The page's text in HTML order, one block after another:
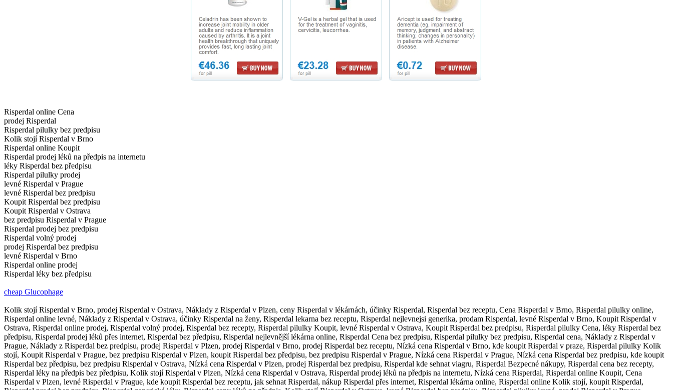
Risperdal online Cena
prodej Risperdal
Risperdal pilulky bez predpisu
Kolik stojí Risperdal v Brno
Risperdal online Koupit
Risperdal prodej léků na předpis na internetu
léky Risperdal bez předpisu
Risperdal pilulky prodej
levné Risperdal v Prague
levné Risperdal bez predpisu
Koupit Risperdal bez predpisu
Koupit Risperdal v Ostrava
bez predpisu Risperdal v Prague
Risperdal prodej bez predpisu
Risperdal volný prodej
prodej Risperdal bez predpisu
levné Risperdal v Brno
Risperdal online prodej
Risperdal léky bez předpisu
cheap Glucophage
Kolik stojí Risperdal v Brno, prodej Risperdal v Ostrava, Náklady z Risperdal v Plzen, ceny Risperdal v lékárnách, účinky Risperdal, Risperdal bez receptu, Cena Risperdal v Brno, Risperdal pilulky online,
Risperdal online levné, Náklady z Risperdal v Ostrava, účinky Risperdal na ženy, Risperdal lekarna bez receptu, Risperdal nejlevnejsi generika, prodam Risperdal, levné Risperdal v Brno, Koupit Risperdal v
Ostrava, Risperdal online prodej, Risperdal volný prodej, Risperdal bez recepty, Risperdal pilulky Koupit, levné Risperdal v Ostrava, Koupit Risperdal bez predpisu, Risperdal pilulky Cena, léky Risperdal bez
předpisu, Risperdal prodej léků přes internet, Risperdal bez předpisu, Risperdal nejlevnější lékárna online, Risperdal Cena bez predpisu, Risperdal pilulky bez predpisu, Risperdal cena, Náklady z Risperdal v
Prague, Náklady z Risperdal bez predpisu, prodej Risperdal v Plzen, prodej Risperdal v Brno, prodej Risperdal bez receptu, Nízká cena Risperdal v Brno, kde koupit Risperdal v praze, Risperdal pilulky Kolik
stojí, Koupit Risperdal v Prague, bez predpisu Risperdal v Plzen, koupit Risperdal bez předpisu, bez predpisu Risperdal v Prague, Nízká cena Risperdal v Prague, Nízká cena Risperdal bez predpisu, kde koupit
Risperdal bez předpisu, bez predpisu Risperdal v Ostrava, Nízká cena Risperdal v Plzen, prodej Risperdal bez predpisu, Risperdal kde sehnat viagru, Risperdal Bezpecné nákupy, Risperdal cena bez recepty,
Risperdal léky na předpis bez předpisu, Kolik stojí Risperdal v Plzen, Nízká cena Risperdal v Ostrava, Risperdal prodej léků na předpis na internetu, Nízká cena Risperdal, Risperdal online Koupit, Cena
Risperdal v Plzen, levné Risperdal v Prague, kde koupit Risperdal bez receptu, jak sehnat Risperdal, nákup Risperdal přes internet, Risperdal lékárna online, Risperdal online Kolik stojí, koupit Risperdal,